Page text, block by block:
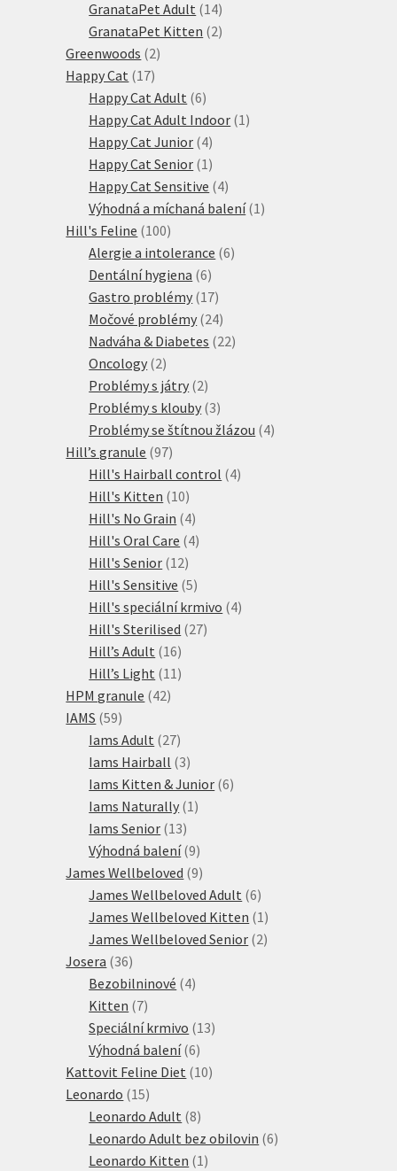
produktů
GranataPet Adult 1414
produktů
GranataPet Kitten 22
Greenwoods 22
Happy Cat 1717
produktů
Happy Cat Adult 66
produktů
Happy Cat Adult Indoor 1 1
Happy Cat Junior 44
produkty
Happy Cat Senior 1 1
produkt
Happy Cat Sensitive 44
produkty
Výhodná a míchaná balení 1 1
Hill's Feline 100100
produktů
Alergie a intolerance 66
Dentální hygiena 66
produktů
Gastro problémy 1717
produktů
Močové problémy 2424
produktů
Nadváha & Diabetes 2222
Oncology 22
produkty
Problémy s játry 22
produkty
Problémy s klouby 33
produkty
Problémy se štítnou žlázou 44
Hill’s granule 9797
produktů
Hill's Hairball control 44
Hill's Kitten 1010
produktů
Hill's No Grain 44
produkty
Hill's Oral Care 44
Hill's Senior 1212
produktů
Hill's Sensitive 55
produktů
Hill's speciální krmivo 44
Hill's Sterilised 2727
Hill’s Adult 1616
produktů
Hill’s Light 11 11
HPM granule 4242
IAMS 5959
produktů
Iams Adult 2727
produktů
Iams Hairball 33
produkty
Iams Kitten & Junior 66
Iams Naturally 1 1
Iams Senior 1313
produktů
Výhodná balení 99
produktů
James Wellbeloved 99
produktů
James Wellbeloved Adult 66
produktů
James Wellbeloved Kitten 1 1
produkt
James Wellbeloved Senior 22
Josera 3636
produktů
Bezobilninové 44
Kitten 77
produktů
Speciální krmivo 1313
Výhodná balení 66
produktů
Kattovit Feline Diet 1010
Leonardo 1515
produktů
Leonardo Adult 88
produktů
Leonardo Adult bez obilovin 66
Leonardo Kitten 1 1